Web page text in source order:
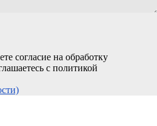
согласие на обработку
c политикой